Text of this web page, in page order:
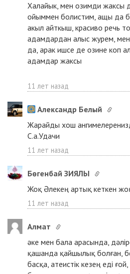
Халайык, мен озимди жаксы
ойыммен болистим, ащы да
акыл айткыш, красиво речь
адамдардан алыс журем, мен
да, арак ишсе де озине коп
адамдар жаксы
11 лет назад
Александр Белый
Жарайды хош
С.а.Удачи
11 лет назад
Бөгенбай ЗИЯЛЫ
Жоқ Әлекең артық кеткен
11 лет назад
Aлмат
әке мен бала арасында,
қашанда қайшылық болған,
басқа, атеистік кезең еді